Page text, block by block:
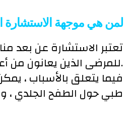
لمن هي موجهة الاستشارة
تعتبر الاستشارة عن بعد
للمرضى الذين يعانون من أعراض عرضية.
فيما يتعلق بالأسباب ،
طبي حول الطفح الجلدي ،